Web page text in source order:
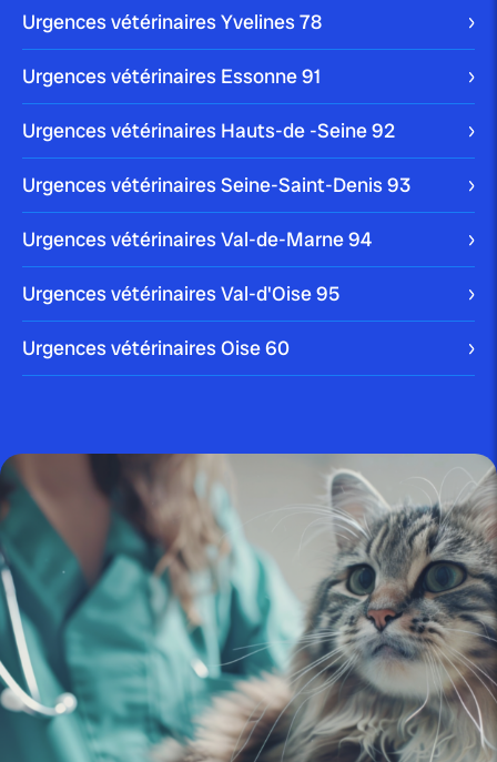
Mon chien a mal aux dents :
Pourquoi mon chien se gratte-t-il
constamment les oreilles...
publié le 8 juillet 2025 par Christophe Le Dref
Reconnaître les symptômes d’un
chien mourant
Urgences vétérinaires Yvelines78
Urgences vétérinaires Essonne91
Urgences vétérinaires Hauts-de -Seine92
Urgences vétérinaires Seine-Saint-Denis93
Urgences vétérinaires Val-de-Marne94
Urgences vétérinaires Val-d'Oise95
Urgences vétérinaires Oise60